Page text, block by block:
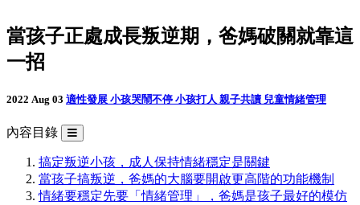
當孩子正處成長叛逆期，爸媽破關就靠這
一招
2022 Aug 03 適性發展 小孩哭鬧不停 小孩打人 親子共讀 兒童情緒管理
內容目錄
搞定叛逆小孩，成人保持情緒穩定是關鍵
當孩子搞叛逆，爸媽的大腦要開啟更高階的功能機制
情緒要穩定先要「情緒管理」，爸媽是孩子最好的模仿